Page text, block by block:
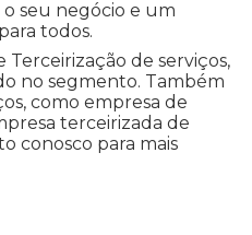
seu negócio e um
todos.
de serviços,
no segmento. Também
como empresa de
terceirizada de
conosco para mais